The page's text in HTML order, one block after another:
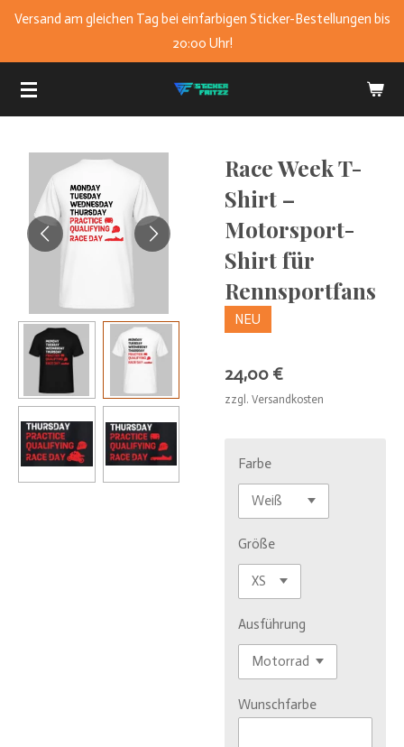
Zum
Versand am gleichen Tag bei einfarbigen Sticker-Bestellungen bis
20:00 Uhr!
Race Week T-
Shirt –
Motorsport-
Shirt für
Rennsportfans
NEU
24,00 €
zzgl. Versandkosten
Farbe
Größe
Ausführung
Wunschfarbe